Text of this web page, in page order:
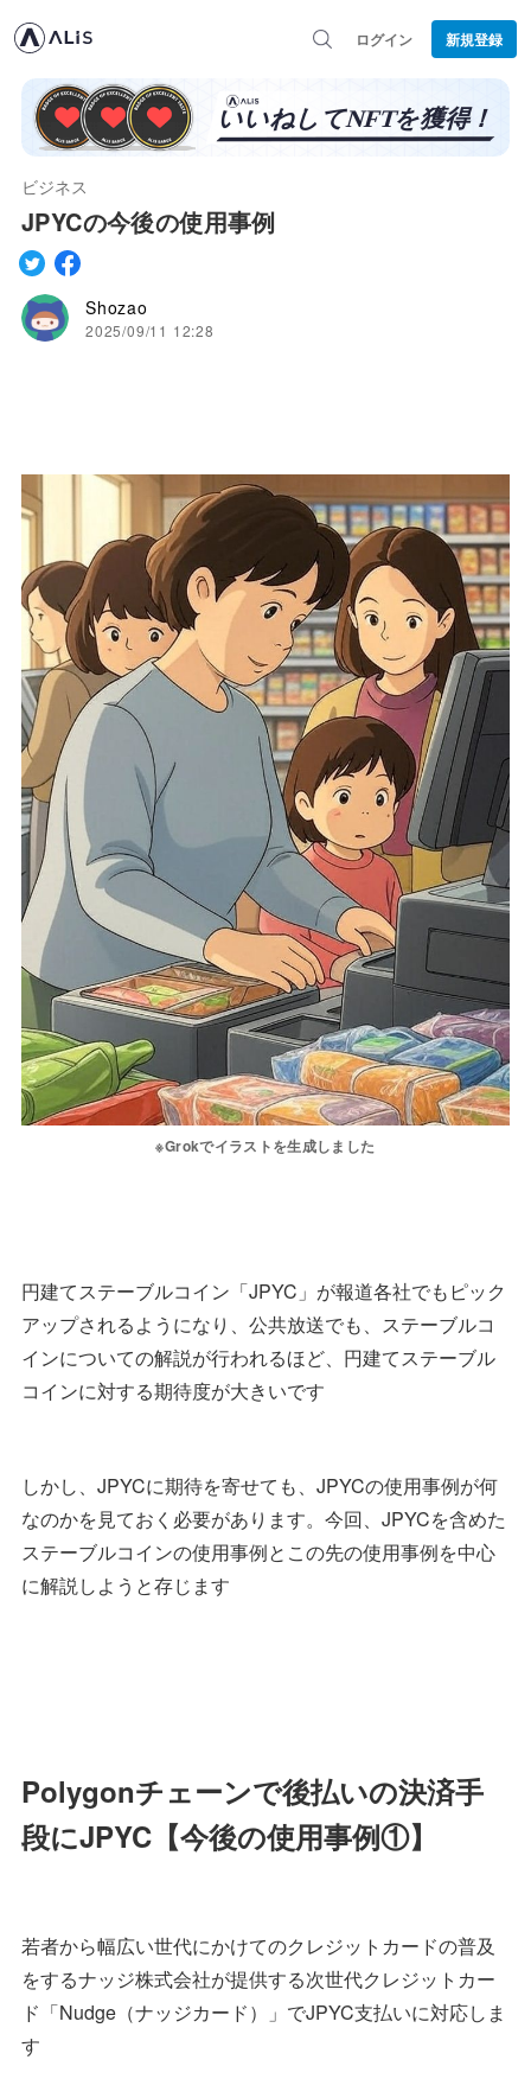
ログイン 新規登録
ビジネス
JPYCの今後の使用事例
Shozao
2025/09/11 12:28
※Grokでイラストを生成しました
円建てステーブルコイン「JPYC」が報道各社でもピック
アップされるようになり、公共放送でも、ステーブルコ
インについての解説が行われるほど、円建てステーブル
コインに対する期待度が大きいです
しかし、JPYCに期待を寄せても、JPYCの使用事例が何
なのかを見ておく必要があります。今回、JPYCを含めた
ステーブルコインの使用事例とこの先の使用事例を中心
に解説しようと存じます
Polygonチェーンで後払いの決済手
段にJPYC【今後の使用事例①】
若者から幅広い世代にかけてのクレジットカードの普及
をするナッジ株式会社が提供する次世代クレジットカー
ド「Nudge（ナッジカード）」でJPYC支払いに対応しま
す